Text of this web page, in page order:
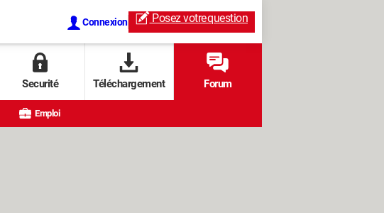
Connexion Posez votrequestion
Securité Téléchargement Forum
Emploi